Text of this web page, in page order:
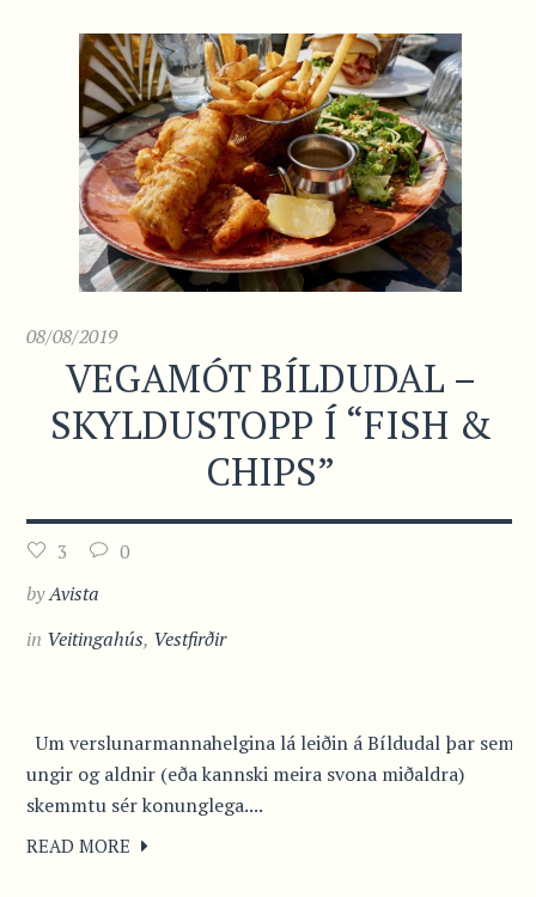
08/08/2019
VEGAMÓT BÍLDUDAL –
SKYLDUSTOPP Í “FISH &
CHIPS”
3 0
byAvista
in Veitingahús, Vestfirðir
Um verslunarmannahelgina lá leiðin á Bíldudal þar sem
ungir og aldnir (eða kannski meira svona miðaldra)
skemmtu sér konunglega....
READ MORE